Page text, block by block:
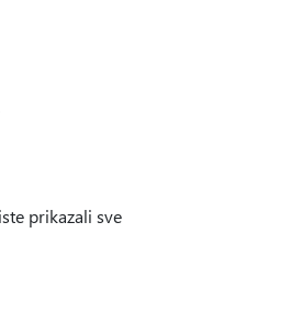
prikazali sve